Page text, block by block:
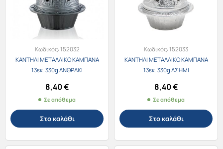
Κωδικός:152032
ΚΑΝΤΗΛΙ ΜΕΤΑΛΛΙΚΟ ΚΑΜΠΑΝΑ
13εκ. 330g ΑΝΘΡΑΚΙ
8,40€
Σε απόθεμα
Στο καλάθι
Κωδικός:152033
ΚΑΝΤΗΛΙ ΜΕΤΑΛΛΙΚΟ ΚΑΜΠΑΝΑ
13εκ. 330g ΑΣΗΜΙ
8,40€
Σε απόθεμα
Στο καλάθι